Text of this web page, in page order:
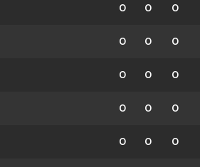
0 0 0
0 0 0
0 0 0
0 0 0
0 0 0